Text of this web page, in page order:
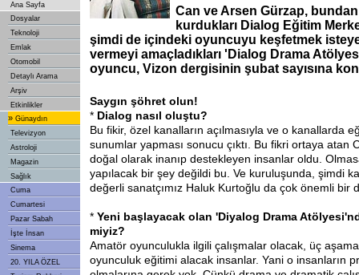
Ana Sayfa
Dosyalar
Teknoloji
Emlak
Otomobil
Detaylı Arama
Arşiv
Etkinlikler
» Günaydın
Televizyon
Astroloji
Magazin
Sağlık
Cuma
Cumartesi
Pazar Sabah
İşte İnsan
Sinema
20. YILA ÖZEL
Can ve Arsen Gürzap, bundan
kurdukları Dialog Eğitim
şimdi de içindeki oyuncuyu keşfetmek
vermeyi amaçladıkları 'Dialog Drama
oyuncu, Vizon dergisinin şubat sayısına
Saygın şöhret olun!
* Dialog nasıl oluştu?
Bu fikir, özel kanalların açılmasıyla ve o kanallarda
sunumlar yapması sonucu çıktı. Bu fikri ortaya atan
doğal olarak inanıp destekleyen insanlar oldu.
yapılacak bir şey değildi bu. Ve kuruluşunda, şimdi
değerli sanatçımız Haluk Kurtoğlu da çok önemli bir
* Yeni başlayacak olan 'Diyalog Drama
miyiz?
Amatör oyunculukla ilgili çalışmalar olacak, üç
oyunculuk eğitimi alacak insanlar. Yani o insanların